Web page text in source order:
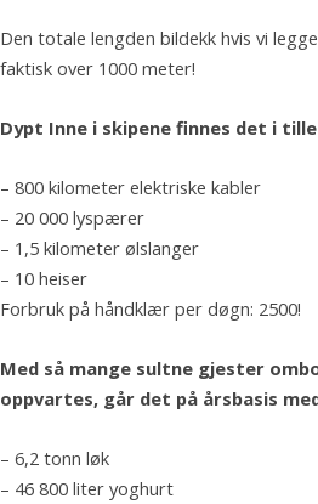
Den totale lengden bildekk hvis vi
faktisk over 1000 meter!
Dypt Inne i skipene finnes det i
– 800 kilometer elektriske kabler
– 20 000 lyspærer
– 1,5 kilometer ølslanger
– 10 heiser
Forbruk på håndklær per døgn: 2500!
Med så mange sultne gjester
oppvartes, går det på årsbasis
– 6,2 tonn løk
– 46 800 liter yoghurt